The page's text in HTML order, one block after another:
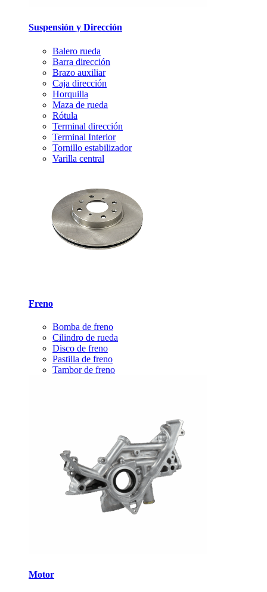
Suspensión y Dirección
Balero rueda
Barra dirección
Brazo auxiliar
Caja dirección
Horquilla
Maza de rueda
Rótula
Terminal dirección
Terminal Interior
Tornillo estabilizador
Varilla central
Freno
Bomba de freno
Cilindro de rueda
Disco de freno
Pastilla de freno
Tambor de freno
Motor